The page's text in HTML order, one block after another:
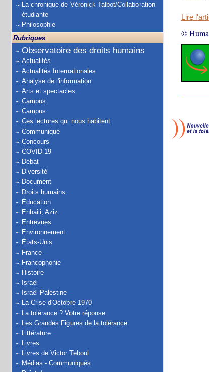
La chronique de Véronick Talbot/Collaboration
étudiante
Philosophie
Rubriques
Observatoire des droits humains
Actualités
Actualités Internationales
Analyse de l'information
Arts et spectacles
Campus
Campus
Ces lectures qui nous habitent
Communiqué
Concours
COVID-19
Débat
Diversité
Document
Droits humains
Éducation
Enhaili, Aziz
Entrevues
Environnement
États-Unis
France
Francophonie
Histoire
Israël
Israël-Palestine
La Crise d'Octobre 1970
La tolérance ? Votre réponse
Les Grandes Figures de la tolérance
Littérature
Livres
Livres de Victor Teboul
Médias - Communiqués
Lire
©